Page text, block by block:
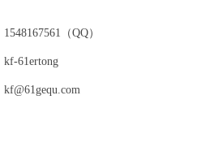
（QQ）
61ertong